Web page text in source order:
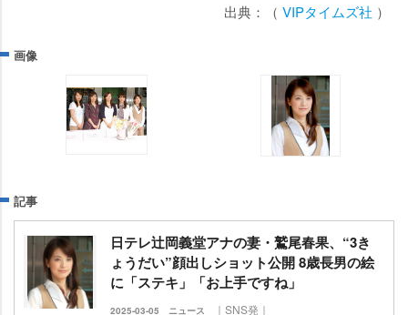
出典：（ VIPタイムズ社 ）
画像
記事
日テレ辻岡義堂アナの妻・鷲尾春果、“3き
ょうだい”顔出しショット公開 8歳長男の絵
に「ステキ」「お上手ですね」
2025-03-05 ニュース ｜SNS発｜